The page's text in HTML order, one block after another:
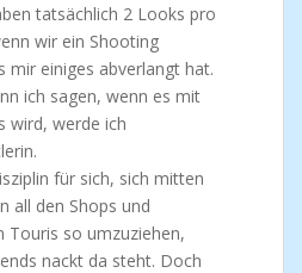
tatsächlich 2 Looks pro
wir ein Shooting
mir einiges abverlangt hat.
ich sagen, wenn es mit
wird, werde ich
für sich, sich mitten
all den Shops und
Touris so umzuziehen,
nackt da steht. Doch